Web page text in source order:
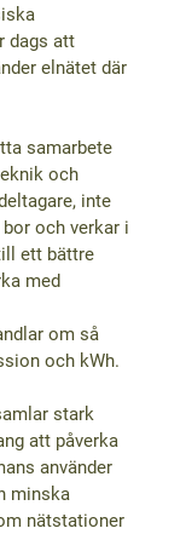
dags att
elnätet där
samarbete
och
inte
och verkar i
ett bättre
med
om så
och kWh.
stark
att påverka
använder
minska
nätstationer